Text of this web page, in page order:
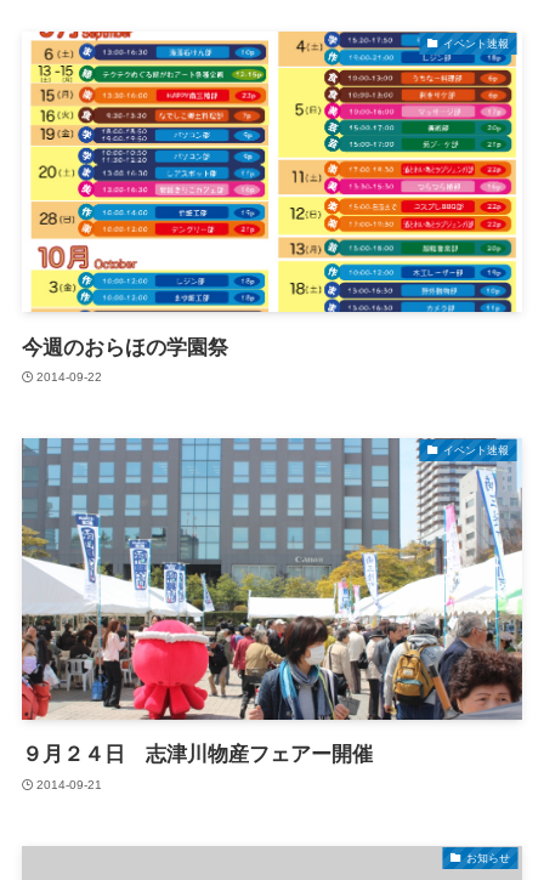
イベント速報
今週のおらほの学園祭
2014-09-22
イベント速報
９月２４日 志津川物産フェアー開催
2014-09-21
お知らせ